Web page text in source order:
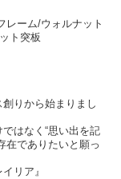
レーム/ウォルナット
ト突板
りから始まりまし
はなく“思い出を記
在でありたいと願っ
リア』